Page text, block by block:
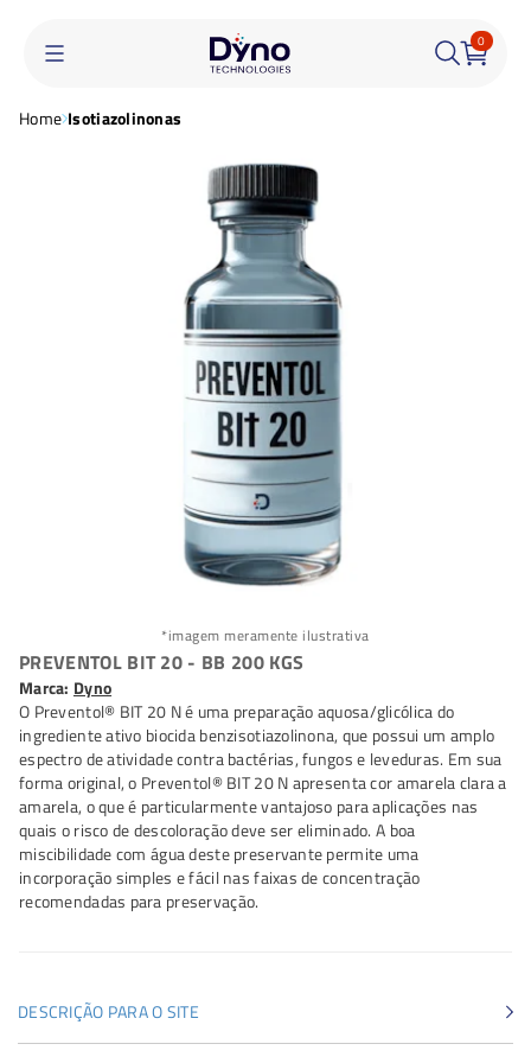
0
Home Isotiazolinonas
*imagem meramente ilustrativa
PREVENTOL BIT 20 - BB 200 KGS
Marca: Dyno
O Preventol® BIT 20 N é uma preparação aquosa/glicólica do
ingrediente ativo biocida benzisotiazolinona, que possui um amplo
espectro de atividade contra bactérias, fungos e leveduras. Em sua
forma original, o Preventol® BIT 20 N apresenta cor amarela clara a
amarela, o que é particularmente vantajoso para aplicações nas
quais o risco de descoloração deve ser eliminado. A boa
miscibilidade com água deste preservante permite uma
incorporação simples e fácil nas faixas de concentração
recomendadas para preservação.
DESCRIÇÃO PARA O SITE